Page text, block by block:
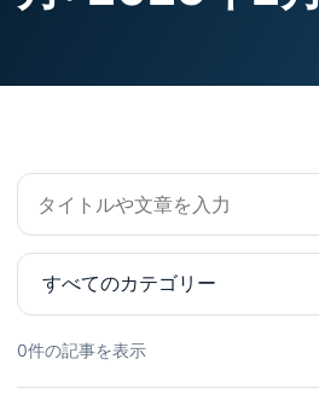
カ
テ
ゴ
0件の記事を表示